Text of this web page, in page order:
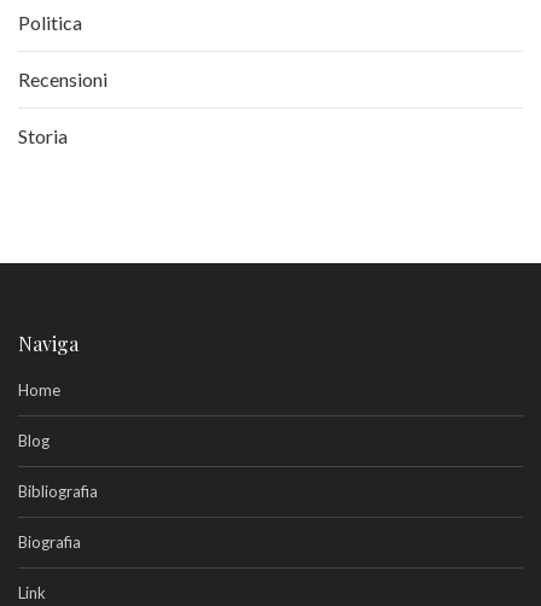
Politica
Recensioni
Storia
Naviga
Home
Blog
Bibliografia
Biografia
Link